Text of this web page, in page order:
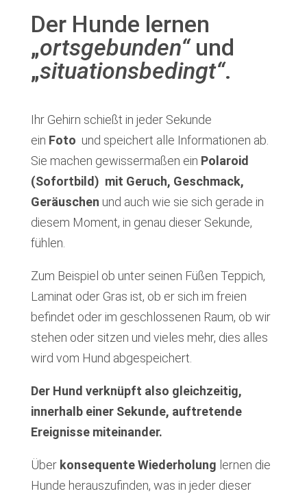
Der Hunde lernen
„ortsgebunden“und
„situationsbedingt“.
Ihr Gehirn schießt in jeder Sekunde
ein Foto und speichert alle Informationen ab.
Sie machen gewissermaßen ein Polaroid
(Sofortbild) mit Geruch, Geschmack,
Geräuschen und auch wie sie sich gerade in
diesem Moment, in genau dieser Sekunde,
fühlen.
Zum Beispiel ob unter seinen Füßen Teppich,
Laminat oder Gras ist, ob er sich im freien
befindet oder im geschlossenen Raum, ob wir
stehen oder sitzen und vieles mehr, dies alles
wird vom Hund abgespeichert.
Der Hund verknüpft also gleichzeitig,
innerhalb einer Sekunde, auftretende
Ereignisse miteinander.
Über konsequente Wiederholung lernen die
Hunde herauszufinden, was in jeder dieser